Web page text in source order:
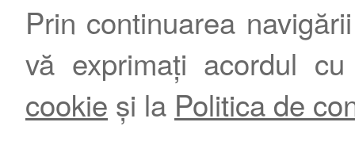
Prin continuarea
vă exprimați acordul
cookie și la Politica de